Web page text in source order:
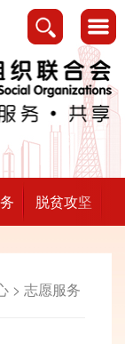
脱贫攻坚
> 志愿服务